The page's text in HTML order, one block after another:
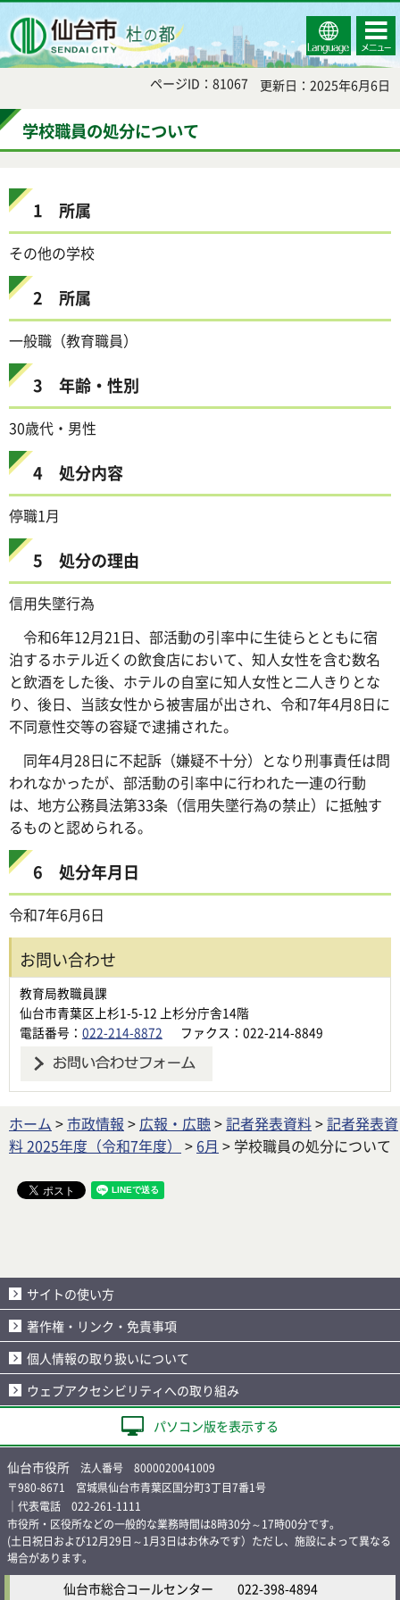
Select
Language
コンテ
ンツメ
ニュー
ページID：81067 更新日：2025年6月6日
学校職員の処分について
1 所属
その他の学校
2 所属
一般職（教育職員）
3 年齢・性別
30歳代・男性
4 処分内容
停職1月
5 処分の理由
信用失墜行為
令和6年12月21日、部活動の引率中に生徒らとともに宿
泊するホテル近くの飲食店において、知人女性を含む数名
と飲酒をした後、ホテルの自室に知人女性と二人きりとな
り、後日、当該女性から被害届が出され、令和7年4月8日に
不同意性交等の容疑で逮捕された。
同年4月28日に不起訴（嫌疑不十分）となり刑事責任は問
われなかったが、部活動の引率中に行われた一連の行動
は、地方公務員法第33条（信用失墜行為の禁止）に抵触す
るものと認められる。
6 処分年月日
令和7年6月6日
お問い合わせ
教育局教職員課
仙台市青葉区上杉1-5-12 上杉分庁舎14階
電話番号： 022-214-8872 ファクス：022-214-8849
ホーム >市政情報 > 広報・広聴 >記者発表資料>記者発表資
料 2025年度（令和7年度）
> 6月 > 学校職員の処分について
サイトの使い方
著作権・リンク・免責事項
個人情報の取り扱いについて
ウェブアクセシビリティへの取り組み
パソコン版を表示する
仙台市役所 法人番号 8000020041009
〒980-8671 宮城県仙台市青葉区国分町3丁目7番1号
｜代表電話 022-261-1111
市役所・区役所などの一般的な業務時間は8時30分～17時00分です。
(土日祝日および12月29日～1月3日はお休みです）ただし、施設によって異なる
場合があります。
仙台市総合コールセンター 022-398-4894